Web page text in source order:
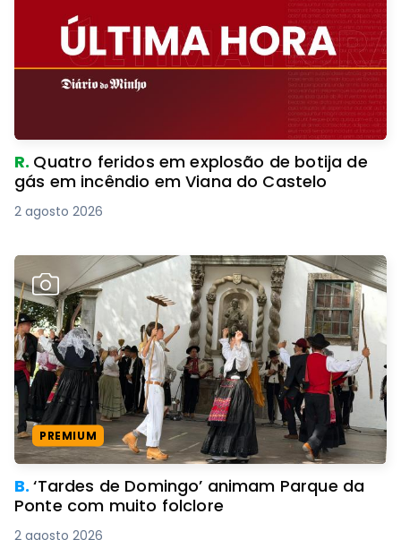
R. Quatro feridos em explosão de botija de
gás em incêndio em Viana do Castelo
2 agosto 2026
PREMIUM
B.‘Tardes de Domingo’ animam Parque da
Ponte com muito folclore
2 agosto 2026